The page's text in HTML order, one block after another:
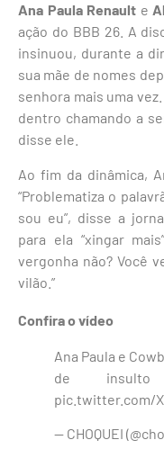
Ana Paula Renault e
ação do BBB 26. A
insinuou, durante a
sua mãe de nomes
senhora mais uma
dentro chamando a
disse ele.
Ao fim da dinâmica,
“Problematiza o
sou eu”, disse a
para ela “xingar
vergonha não? Você
vilão.”
Confira o vídeo
Ana Paula e
de
pic.twitter.com/
— CHOQUEI